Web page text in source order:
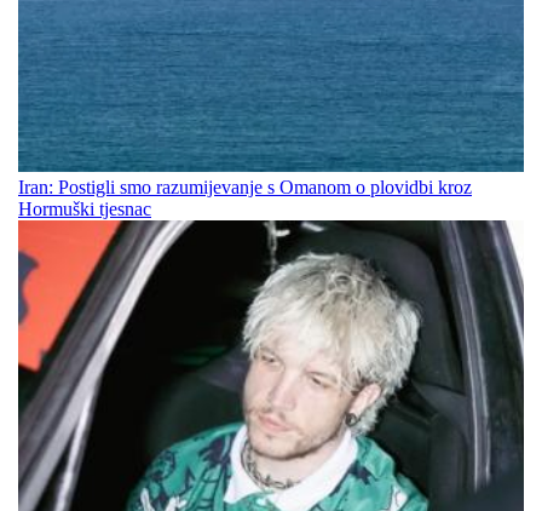
Iran: Postigli smo razumijevanje s Omanom o plovidbi kroz
Hormuški tjesnac